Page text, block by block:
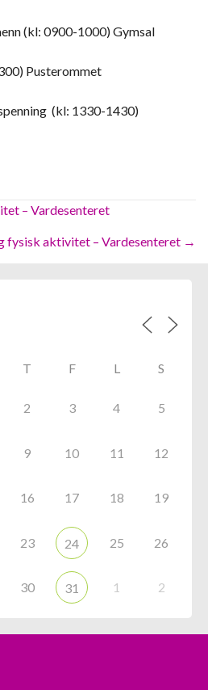
(kl: 0900-1000) Gymsal
Pusterommet
(kl: 1330-1430)
– Vardesenteret
fysisk aktivitet – Vardesenteret →
T F L S
2 3 4 5
9 10 11 12
16 17 18 19
23 24 25 26
30 31 1 2